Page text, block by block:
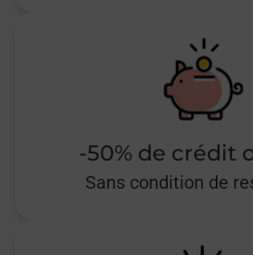
-50% de crédit
Sans condition de